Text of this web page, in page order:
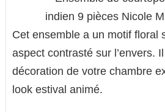
Cet ensemble a un motif floral
aspect contrasté sur l’envers.
décoration de votre chambre
look estival animé.